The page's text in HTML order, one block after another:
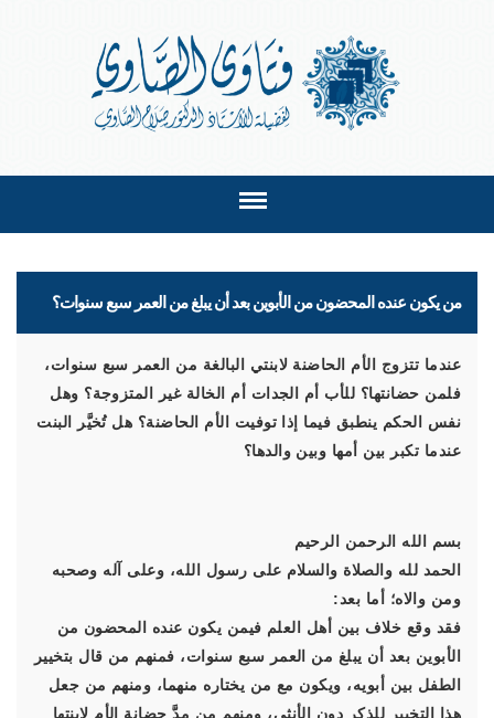
من يكون عنده المحضون من الأبوين بعد أن يبلغ من العمر سبع سنوات؟
عندما تتزوج الأم الحاضنة لابنتي البالغة من العمر سبع سنوات،
فلمن حضانتها؟ للأب أم الجدات أم الخالة غير المتزوجة؟ وهل
نفس الحكم ينطبق فيما إذا توفيت الأم الحاضنة؟ هل تُخيَّر البنت
عندما تكبر بين أمها وبين والدها؟
بسم الله الرحمن الرحيم
الحمد لله والصلاة والسلام على رسول الله، وعلى آله وصحبه
ومن والاه؛ أما بعد:
فقد وقع خلاف بين أهل العلم فيمن يكون عنده المحضون من
الأبوين بعد أن يبلغ من العمر سبع سنوات، فمنهم من قال بتخيير
الطفل بين أبويه، ويكون مع من يختاره منهما، ومنهم من جعل
هذا التخيير للذكر دون الأنثى، ومنهم من مدَّ حضانة الأم لابنتها